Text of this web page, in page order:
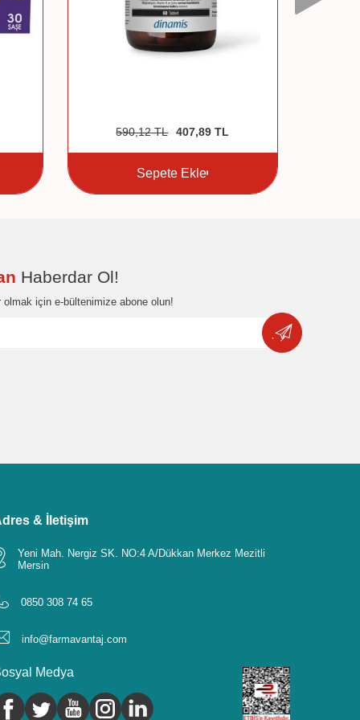
590,12TL 407,89 TL
Sepete Ekle
Haberdar Ol!
için e-bültenimize abone olun!
& İletişim
Yeni Mah. Nergiz SK. NO:4 A/Dükkan Merkez Mezitli
Mersin
0850 308 74 65
info@farmavantaj.com
Medya